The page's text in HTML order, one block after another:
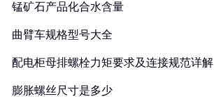
锰矿石产品化合水含量
曲臂车规格型号大全
配电柜母排螺栓力矩要求及连接规范详解
膨胀螺丝尺寸是多少